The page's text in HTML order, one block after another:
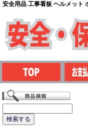
安全用品 工事看板 ヘルメット